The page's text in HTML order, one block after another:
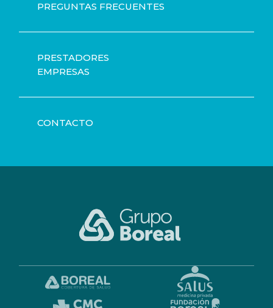
PREGUNTAS FRECUENTES
PRESTADORES
EMPRESAS
CONTACTO